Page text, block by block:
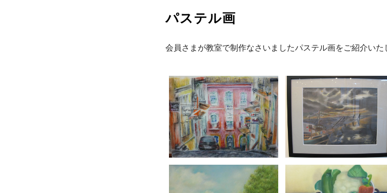
パステル画
会員さまが教室で制作なさいましたパステル画をご紹介いた